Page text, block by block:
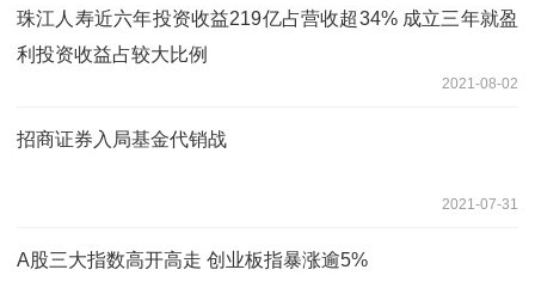
珠江人寿近六年投资收益219亿占营收超34% 成立三年就盈
利投资收益占较大比例
2021-08-02
招商证券入局基金代销战
2021-07-31
A股三大指数高开高走 创业板指暴涨逾5%